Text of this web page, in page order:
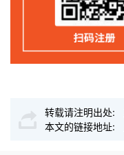
转载请注明出处:
本文的链接地址: